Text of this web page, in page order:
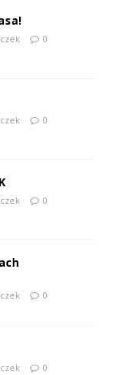
0
0
0
0
0